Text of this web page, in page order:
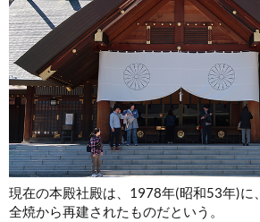
現在の本殿社殿は、1978年(昭和53年)に、
全焼から再建されたものだという。